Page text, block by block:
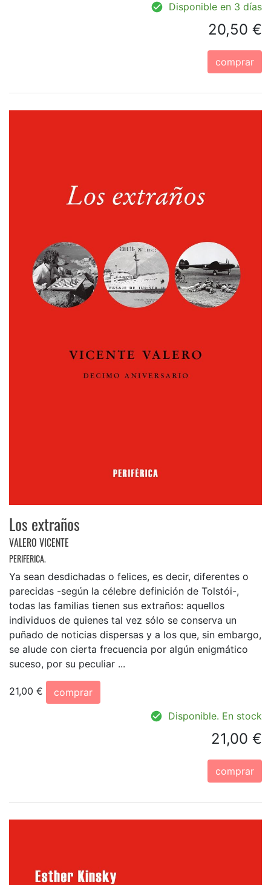
Disponible en 3 días
20,50 €
comprar
Los extraños
VALERO VICENTE
PERIFERICA.
Ya sean desdichadas o felices, es decir, diferentes o
parecidas -según la célebre definición de Tolstói-,
todas las familias tienen sus extraños: aquellos
individuos de quienes tal vez sólo se conserva un
puñado de noticias dispersas y a los que, sin embargo,
se alude con cierta frecuencia por algún enigmático
suceso, por su peculiar ...
21,00 €
comprar
Disponible. En stock
21,00 €
comprar